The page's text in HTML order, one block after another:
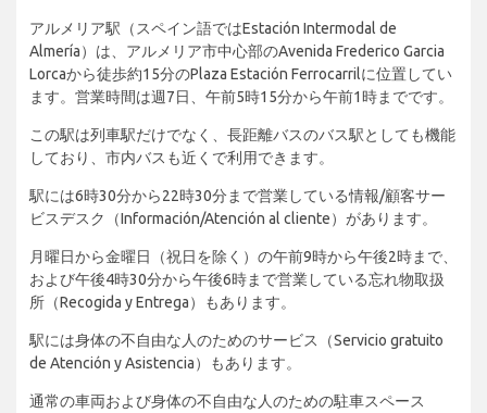
アルメリア駅（スペイン語ではEstación Intermodal de
Almería）は、アルメリア市中心部のAvenida Frederico Garcia
Lorcaから徒歩約15分のPlaza Estación Ferrocarrilに位置してい
ます。営業時間は週7日、午前5時15分から午前1時までです。
この駅は列車駅だけでなく、長距離バスのバス駅としても機能
しており、市内バスも近くで利用できます。
駅には6時30分から22時30分まで営業している情報/顧客サー
ビスデスク（Información/Atención al cliente）があります。
月曜日から金曜日（祝日を除く）の午前9時から午後2時まで、
および午後4時30分から午後6時まで営業している忘れ物取扱
所（Recogida y Entrega）もあります。
駅には身体の不自由な人のためのサービス（Servicio gratuito
de Atención y Asistencia）もあります。
通常の車両および身体の不自由な人のための駐車スペース